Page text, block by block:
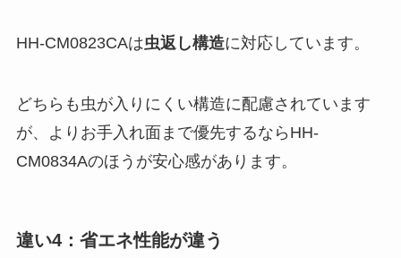
HH-CM0823CAは虫返し構造に対応しています。
どちらも虫が入りにくい構造に配慮されています
が、よりお手入れ面まで優先するならHH-
CM0834Aのほうが安心感があります。
違い4：省エネ性能が違う